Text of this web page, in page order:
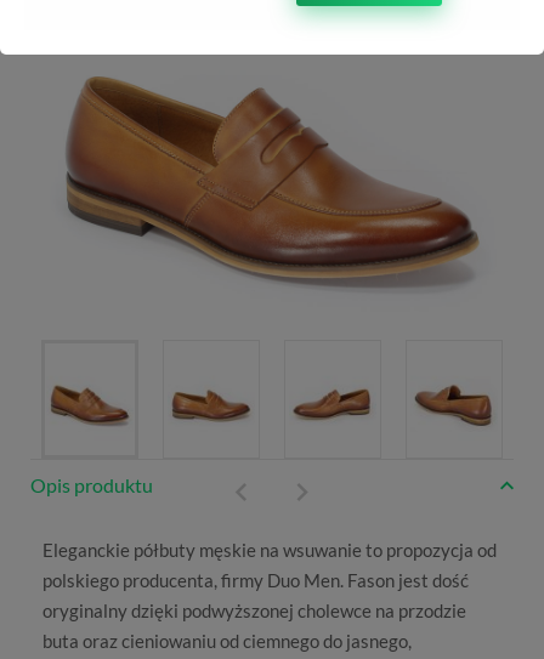
Opis produktu
Eleganckie półbuty męskie na wsuwanie to propozycja od
polskiego producenta, firmy Duo Men. Fason jest dość
oryginalny dzięki podwyższonej cholewce na przodzie
buta oraz cieniowaniu od ciemnego do jasnego,